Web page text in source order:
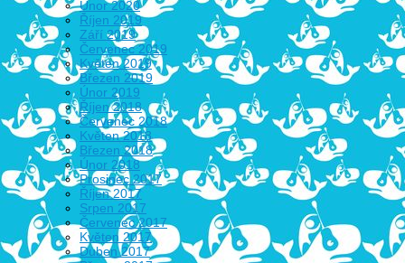
Únor 2020
Říjen 2019
Září 2019
Červenec 2019
Květen 2019
Březen 2019
Únor 2019
Říjen 2018
Červenec 2018
Květen 2018
Březen 2018
Únor 2018
Prosinec 2017
Říjen 2017
Srpen 2017
Červenec 2017
Květen 2017
Duben 2017